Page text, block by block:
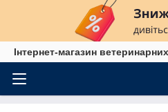
Інтернет-магазин